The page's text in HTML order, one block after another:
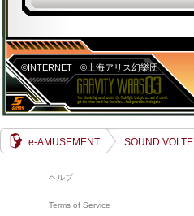
©INTERNET ©上海アリス幻樂団
e-AMUSEMENT SOUND
ヘルプ
Terms of Service